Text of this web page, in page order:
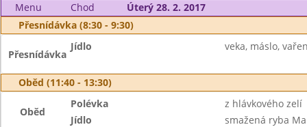
Menu Chod
Úterý 28. 2. 2017
Přesnídávka (8:30 - 9:30)
Přesnídávka
Jídlo veka, máslo,
Oběd (11:40 - 13:30)
Oběd
Polévka
z hlávkového zelí
Jídlo
smažená ryba